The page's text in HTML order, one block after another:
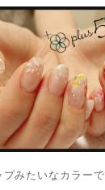
みたいなカラーで